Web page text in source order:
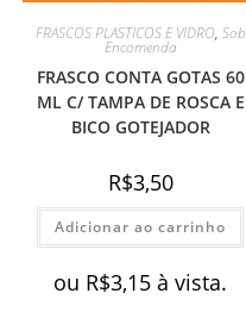
FRASCOS PLASTICOS E VIDRO, Sob
Encomenda
FRASCO CONTA GOTAS 60
ML C/ TAMPA DE ROSCA E
BICO GOTEJADOR
R$3,50
Adicionar ao carrinho
ou R$3,15 à vista.